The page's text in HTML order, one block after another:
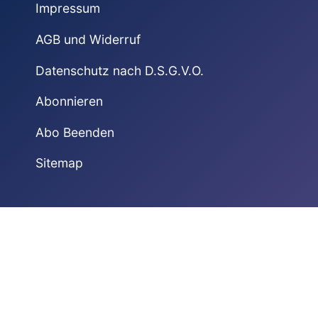
Impressum
AGB und Widerruf
Datenschutz nach D.S.G.V.O.
Abonnieren
Abo Beenden
Sitemap